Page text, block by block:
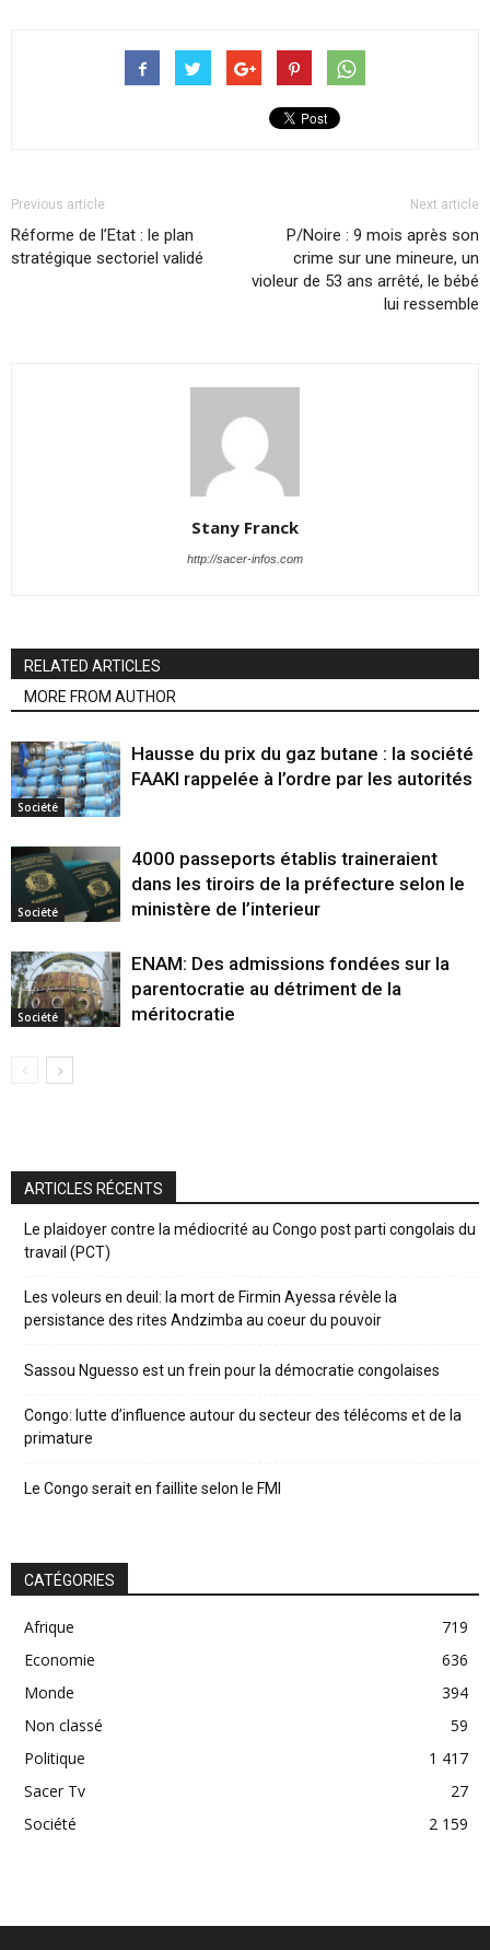
Previous article
Réforme de l’Etat : le plan
stratégique sectoriel validé
Next article
P/Noire : 9 mois après son
crime sur une mineure, un
violeur de 53 ans arrêté, le bébé
lui ressemble
Stany Franck
http://sacer-infos.com
RELATED ARTICLES
MORE FROM AUTHOR
Société
Hausse du prix du gaz butane : la société
FAAKI rappelée à l’ordre par les autorités
Société
4000 passeports établis traineraient
dans les tiroirs de la préfecture selon le
ministère de l’interieur
Société
ENAM: Des admissions fondées sur la
parentocratie au détriment de la
méritocratie
ARTICLES RÉCENTS
Le plaidoyer contre la médiocrité au Congo post parti congolais du
travail (PCT)
Les voleurs en deuil: la mort de Firmin Ayessa révèle la
persistance des rites Andzimba au coeur du pouvoir
Sassou Nguesso est un frein pour la démocratie congolaises
Congo: lutte d’influence autour du secteur des télécoms et de la
primature
Le Congo serait en faillite selon le FMI
CATÉGORIES
Afrique
719
Economie
636
Monde
394
Non classé
59
Politique
1 417
Sacer Tv
27
Société
2 159